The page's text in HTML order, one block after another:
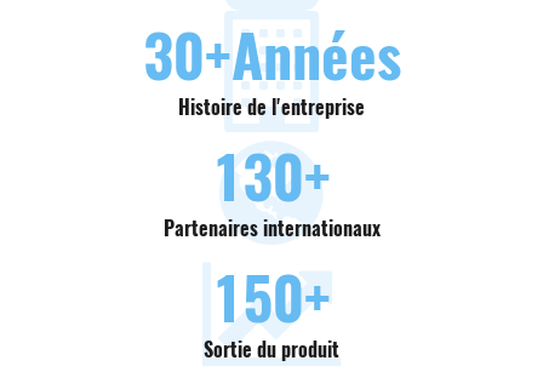
30+Années
Histoire de l'entreprise
130+
Partenaires internationaux
150+
Sortie du produit